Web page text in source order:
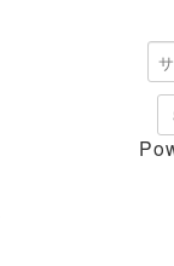
検
索
.